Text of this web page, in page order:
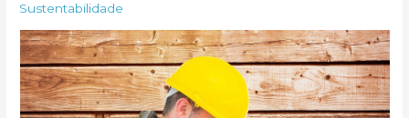
Sustentabilidade